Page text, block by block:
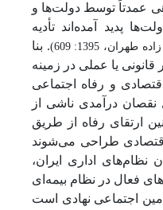
عمدتاً توسط دولت‌ها و
پدید آمده‌اند تأدیه
1395: 609)
. بنا
قانونی یا عملی در زمینه
و رفاه اجتماعی
نقصان درآمدی ناشی از
ارتقای رفاه از طریق
طراحی می‌شوند
نظام‌های اداری ایران،
فعال در نظام بیمه‌ای
اجتماعی نهادی است